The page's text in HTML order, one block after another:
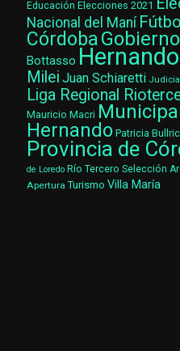
Educación Elecciones 2021
Nacional del Maní
Córdoba
Bottasso Hernando
Milei Juan Schiaretti
Liga Regional
Mauricio Macri
Hernando Patricia
Provincia de
de Loredo Río Tercero Selección
Apertura Turismo Villa María